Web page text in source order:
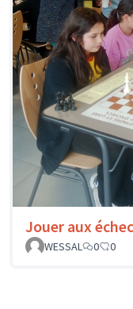
Jouer aux
WESSAL
0 0